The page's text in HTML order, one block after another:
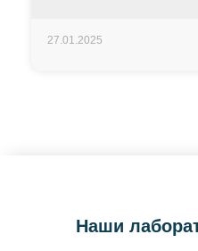
27.01.2025
Наши